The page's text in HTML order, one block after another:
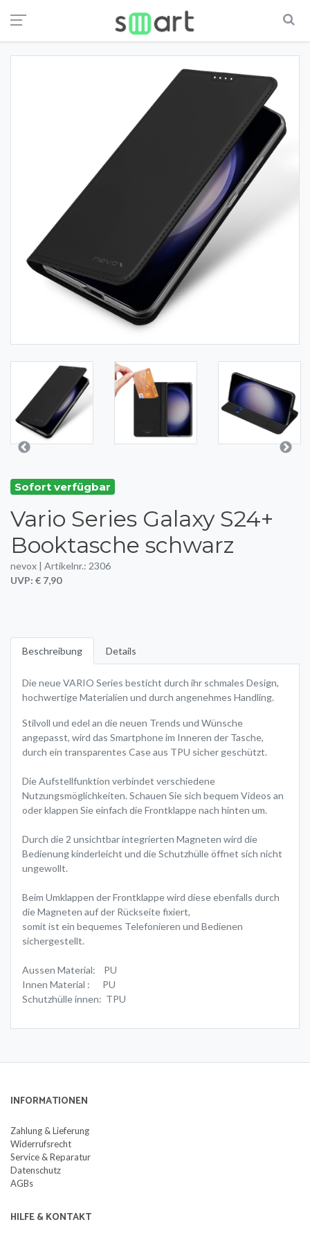
Sofort verfügbar
Vario Series Galaxy S24+
Booktasche schwarz
nevox | Artikelnr.: 2306
UVP: € 7,90
Beschreibung Details
Die neue VARIO Series besticht durch ihr schmales Design,
hochwertige Materialien und durch angenehmes Handling.
Stilvoll und edel an die neuen Trends und Wünsche
angepasst, wird das Smartphone im Inneren der Tasche,
durch ein transparentes Case aus TPU sicher geschützt.
Die Aufstellfunktion verbindet verschiedene
Nutzungsmöglichkeiten. Schauen Sie sich bequem Videos an
oder klappen Sie einfach die Frontklappe nach hinten um.
Durch die 2 unsichtbar integrierten Magneten wird die
Bedienung kinderleicht und die Schutzhülle öffnet sich nicht
ungewollt.
Beim Umklappen der Frontklappe wird diese ebenfalls durch
die Magneten auf der Rückseite fixiert,
somit ist ein bequemes Telefonieren und Bedienen
sichergestellt.
Aussen Material: PU
Innen Material : PU
Schutzhülle innen: TPU
INFORMATIONEN
Zahlung & Lieferung
Widerrufsrecht
Service & Reparatur
Datenschutz
AGBs
HILFE & KONTAKT